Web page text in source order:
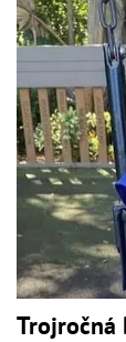
Trojročná